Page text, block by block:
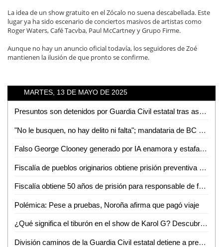
La idea de un show gratuito en el Zócalo no suena descabellada. Este
lugar ya ha sido escenario de conciertos masivos de artistas como
Roger Waters, Café Tacvba, Paul McCartney y Grupo Firme.
Aunque no hay un anuncio oficial todavía, los seguidores de Zoé
mantienen la ilusión de que pronto se confirme.
MARTES, 13 DE MAYO DE 2025
Presuntos son detenidos por Guardia Civil estatal tras asegurarles dosis de enervantes
"No le busquen, no hay delito ni falta"; mandataria de BC descarta investigación
Falso George Clooney generado por IA enamora y estafa a una mujer
Fiscalía de pueblos originarios obtiene prisión preventiva contra señalado de violación, en la Huasteca Potosina
Fiscalía obtiene 50 años de prisión para responsable de feminicidio en Ciudad Valles, SLP
Polémica: Pese a pruebas, Noroña afirma que pagó viaje
¿Qué significa el tiburón en el show de Karol G? Descubre su poderoso simbolismo
División caminos de la Guardia Civil estatal detiene a presunto por tráfico ilegal de hidrocarburo